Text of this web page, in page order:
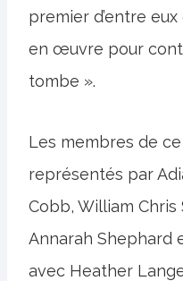
premier d’entre
en œuvre pour
tombe ».
Les membres de
représentés par
Cobb, William Chris
Annarah Shephard
avec Heather